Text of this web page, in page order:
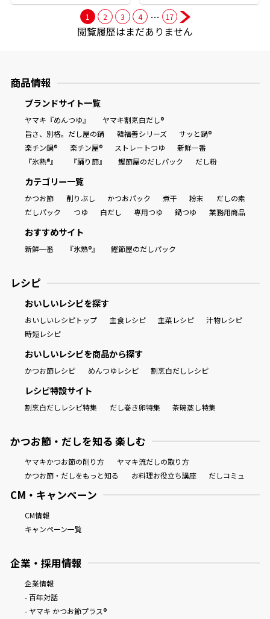
1 2 3 4 … 17
閲覧履歴はまだありません
商品情報
ブランドサイト一覧
ヤマキ『めんつゆ』
ヤマキ割烹白だし®
旨さ、別格。だし屋の鍋
韓福善シリーズ
サッと鍋®
楽チン鍋®
楽チン屋® ストレートつゆ
新鮮一番
『氷熟®』
『踊り節』 鰹節屋のだしパック だし粉
カテゴリー一覧
かつお節 削りぶし かつおパック 煮干 粉末
だしの素
だしパック
つゆ 白だし 専用つゆ 鍋つゆ 業務用商品
おすすめサイト
新鮮一番 『氷熟®』 鰹節屋のだしパック
レシピ
おいしいレシピを探す
おいしいレシピトップ 主食レシピ 主菜レシピ
汁物レシピ
時短レシピ
おいしいレシピを商品から探す
かつお節レシピ めんつゆレシピ 割烹白だしレシピ
レシピ特設サイト
割烹白だしレシピ特集 だし巻き卵特集 茶碗蒸し特集
かつお節・だしを知る 楽しむ
ヤマキかつお節の削り方
ヤマキ流だしの取り方
かつお節・だしをもっと知る
お料理お役立ち講座 だしコミュ
CM・キャンペーン
CM情報
キャンペーン一覧
企業・採用情報
企業情報
- 百年対話
- ヤマキ かつお節プラス®